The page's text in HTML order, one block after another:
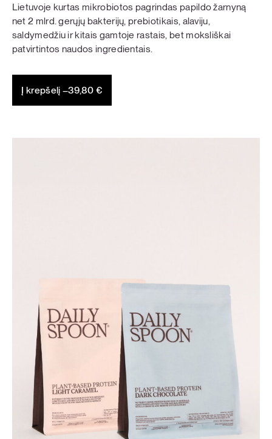
Lietuvoje kurtas mikrobiotos pagrindas papildo žarnyną
net 2 mlrd. gerųjų bakterijų, prebiotikais, alaviju,
saldymedžiu ir kitais gamtoje rastais, bet moksliškai
patvirtintos naudos ingredientais.
Į krepšelį –39,80€